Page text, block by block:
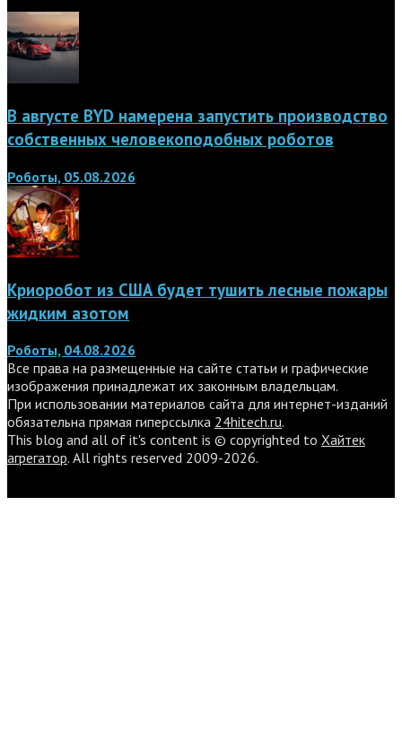
В августе BYD намерена запустить производство
собственных человекоподобных роботов
Роботы, 05.08.2026
Криоробот из США будет тушить лесные пожары
жидким азотом
Роботы, 04.08.2026
Все права на размещенные на сайте статьи и графические
изображения принадлежат их законным владельцам.
При использовании материалов сайта для интернет-изданий
обязательна прямая гиперссылка 24hitech.ru.
This blog and all of it's content is © copyrighted to Хайтек
агрегатор. All rights reserved 2009-2026.